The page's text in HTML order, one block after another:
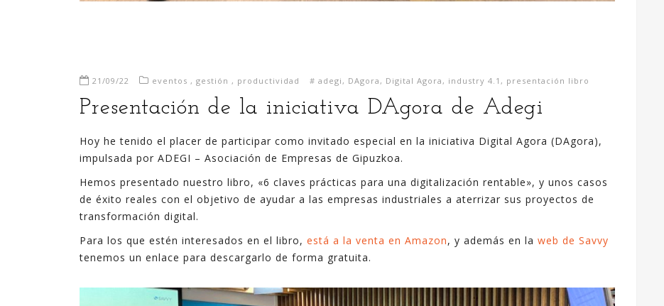
21/09/22 eventos , gestión , productividad # adegi , DAgora , Digital Agora , industry 4.1 , presentación libro
Presentación de la iniciativa DAgora de Adegi
Hoy he tenido el placer de participar como invitado especial en la iniciativa Digital Agora (DAgora),
impulsada por ADEGI – Asociación de Empresas de Gipuzkoa.
Hemos presentado nuestro libro, «6 claves prácticas para una digitalización rentable», y unos casos
de éxito reales con el objetivo de ayudar a las empresas industriales a aterrizar sus proyectos de
transformación digital.
Para los que estén interesados en el libro, está a la venta en Amazon, y además en la web de Savvy
tenemos un enlace para descargarlo de forma gratuita.